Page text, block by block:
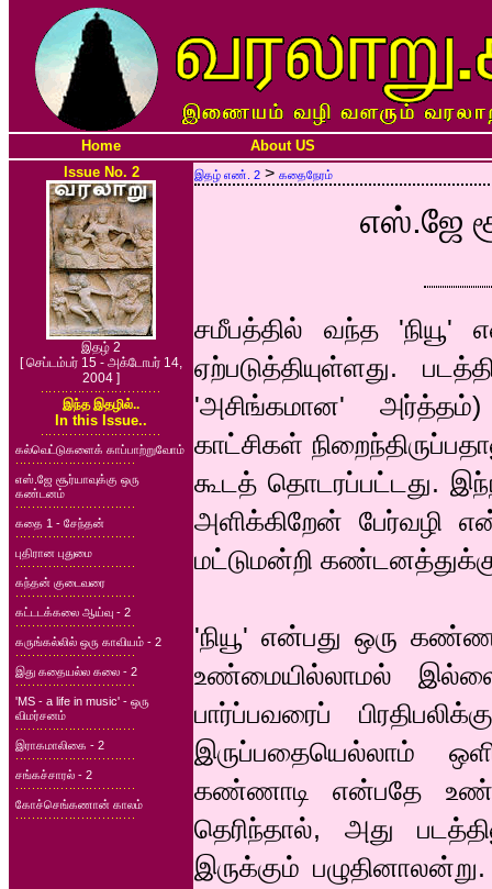
Home
About US
Issue No. 2
இதழ் 2
[ செப்டம்பர் 15 - அக்டோபர் 14,
2004 ]
இந்த இதழில்..
In this Issue..
கல்வெட்டுகளைக் காப்பாற்றுவோம்
எஸ்.ஜே சூர்யாவுக்கு ஒரு
கண்டனம்
கதை 1 - சேந்தன்
புதிரான புதுமை
கந்தன் குடைவரை
கட்டடக்கலை ஆய்வு - 2
கருங்கல்லில் ஒரு காவியம் - 2
இது கதையல்ல கலை - 2
'MS - a life in music' - ஒரு
விமர்சனம்
இராகமாலிகை - 2
சங்கச்சாரல் - 2
கோச்செங்கணான் காலம்
இதழ் எண். 2 > கதைநேரம்
எஸ்.ஜே
சமீபத்தில் வந்த 'நியூ'
ஏற்படுத்தியுள்ளது.
'அசிங்கமான' அர்த்தம்)
காட்சிகள்
கூடத் தொடரப்பட்டது.
அளிக்கிறேன் பேர்வழி
மட்டுமன்றி
'நியூ' என்பது ஒரு
உண்மையில்லாமல்
பார்ப்பவரைப்
இருப்பதையெல்லாம்
கண்ணாடி என்பதே
தெரிந்தால், அது
இருக்கும்